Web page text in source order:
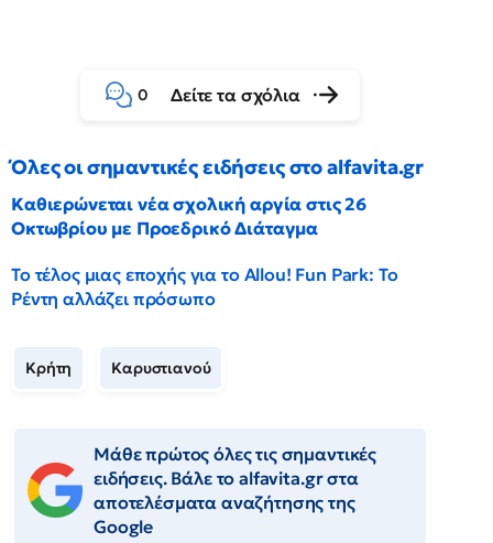
0 Δείτε τα σχόλια
Όλες οι σημαντικές ειδήσεις στο alfavita.gr
Καθιερώνεται νέα σχολική αργία στις 26
Οκτωβρίου με Προεδρικό Διάταγμα
Το τέλος μιας εποχής για το Allou! Fun Park: Το
Ρέντη αλλάζει πρόσωπο
Κρήτη Καρυστιανού
Μάθε πρώτος όλες τις σημαντικές
ειδήσεις. Βάλε το alfavita.gr στα
αποτελέσματα αναζήτησης της
Google